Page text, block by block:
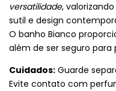
versatilidade,
sutil e design
O banho Bianco
além de ser seguro para
Cuidados: Guarde
Evite contato com